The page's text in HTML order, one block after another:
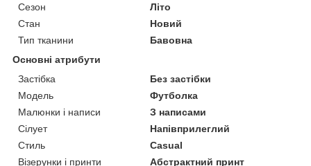
Сезон
Літо
Стан
Новий
Тип тканини
Бавовна
Основні атрибути
Застібка
Без застібки
Модель
Футболка
Малюнки і написи
З написами
Сілует
Напівприлеглий
Стиль
Casual
Візерунки і принти
Абстрактний принт